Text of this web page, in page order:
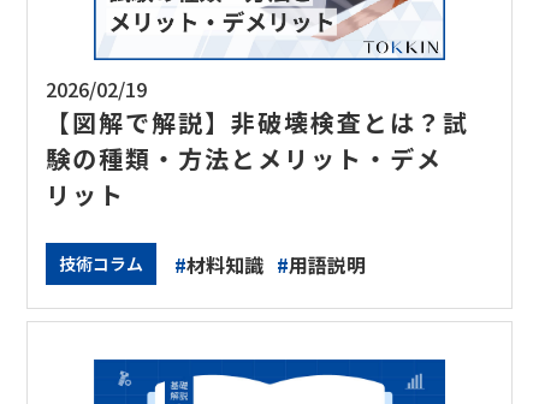
2026/02/19
【図解で解説】非破壊検査とは？試
験の種類・方法とメリット・デメ
リット
技術コラム #材料知識 #用語説明